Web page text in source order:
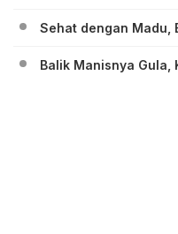
Sehat dengan Madu,
Balik Manisnya Gula,